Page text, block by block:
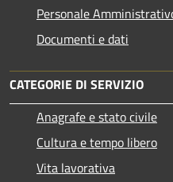
Personale
Documenti e dati
CATEGORIE DI SERVIZIO
Anagrafe e stato civile
Cultura e tempo libero
Vita lavorativa